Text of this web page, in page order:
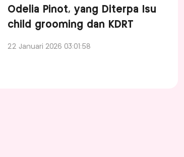
Odelia Pinot, yang Diterpa Isu
child grooming dan KDRT
22 Januari 2026 03:01:58